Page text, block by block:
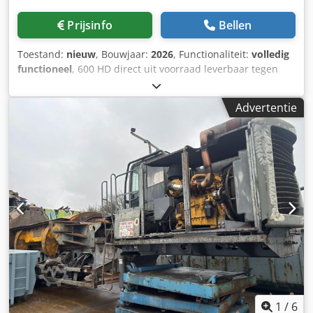
Prijsinfo Bellen
Toestand: nieuw, Bouwjaar: 2026, Functionaliteit: volledig
functioneel, 600 HD direct uit voorraad leverbaar tegen
speciale prijs EXW, 06188 Landsberg, Duitsland De 600HD
alligatorschaar is een snelle en krachtige metaalschaar
met een verlengde neerhouder, ideaal voor alle snij- en
reinigingswerkzaamheden, of het nu om kabels,
kunststofprofielen of raamkozijnen gaat. De snijcapaciteit
bedraagt tot 63 mm, 2,5" rond staalconstructiestaal.
Dcedpfx Asib Ircjkajk De 600HD alligatorschaar is
waarschijnlijk het meest bekend voor het verwerken van
autokoelers. Deze schaar werd ontwikkeld op verzoek van
klanten die een schaar met een langere meslengte
wensten om grotere onderdelen, zoals autokoelers, in één
keer te kunnen doorsnijden. De automatische
neerhoudklem houdt het materiaal tijdens het snijden op
zijn plaats en voorkomt terugslag, wat zorgt voor een
snellere verwerking en verhoogde veiligheid voor de
bediener. Het openen en sluiten van de bekken wordt
Advertentie
1 / 6